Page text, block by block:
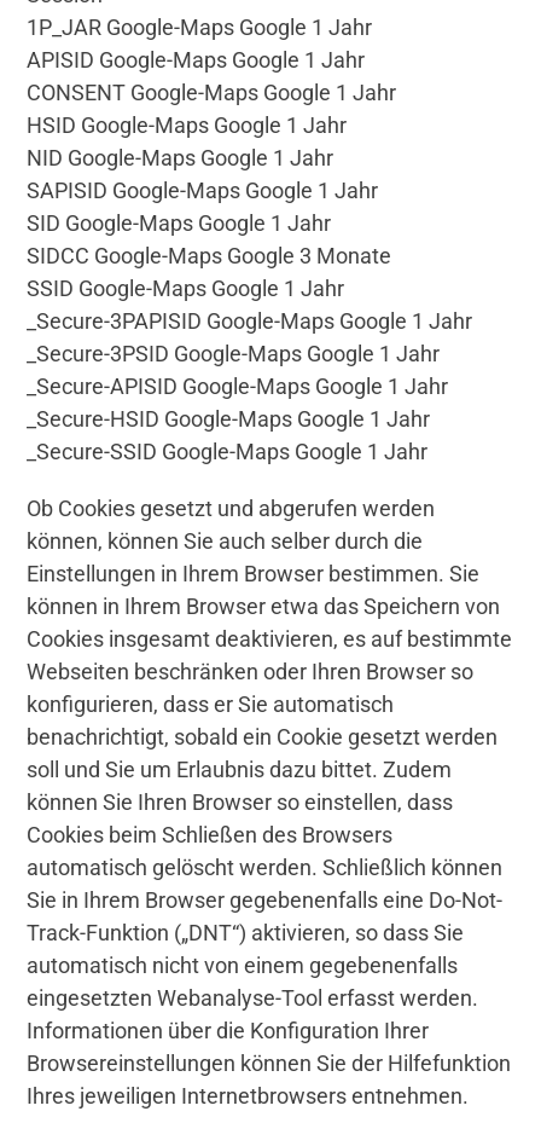
1P_JAR Google-Maps Google 1 Jahr
APISID Google-Maps Google 1 Jahr
CONSENT Google-Maps Google 1 Jahr
HSID Google-Maps Google 1 Jahr
NID Google-Maps Google 1 Jahr
SAPISID Google-Maps Google 1 Jahr
SID Google-Maps Google 1 Jahr
SIDCC Google-Maps Google 3 Monate
SSID Google-Maps Google 1 Jahr
_Secure-3PAPISID Google-Maps Google 1 Jahr
_Secure-3PSID Google-Maps Google 1 Jahr
_Secure-APISID Google-Maps Google 1 Jahr
_Secure-HSID Google-Maps Google 1 Jahr
_Secure-SSID Google-Maps Google 1 Jahr
Ob Cookies gesetzt und abgerufen werden
können, können Sie auch selber durch die
Einstellungen in Ihrem Browser bestimmen. Sie
können in Ihrem Browser etwa das Speichern von
Cookies insgesamt deaktivieren, es auf bestimmte
Webseiten beschränken oder Ihren Browser so
konfigurieren, dass er Sie automatisch
benachrichtigt, sobald ein Cookie gesetzt werden
soll und Sie um Erlaubnis dazu bittet. Zudem
können Sie Ihren Browser so einstellen, dass
Cookies beim Schließen des Browsers
automatisch gelöscht werden. Schließlich können
Sie in Ihrem Browser gegebenenfalls eine Do-Not-
Track-Funktion („DNT“) aktivieren, so dass Sie
automatisch nicht von einem gegebenenfalls
eingesetzten Webanalyse-Tool erfasst werden.
Informationen über die Konfiguration Ihrer
Browsereinstellungen können Sie der Hilfefunktion
Ihres jeweiligen Internetbrowsers entnehmen.